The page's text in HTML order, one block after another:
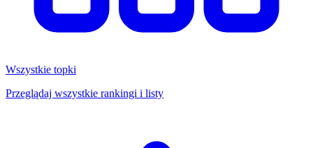
Wszystkie topki
Przeglądaj wszystkie rankingi i listy